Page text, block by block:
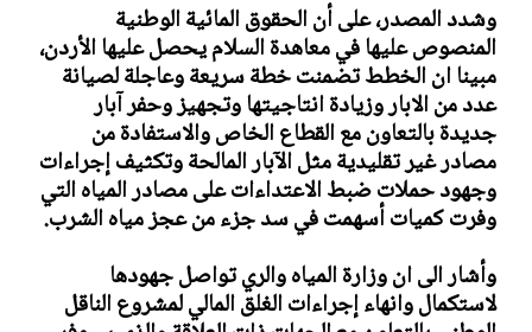
وشدد المصدر، على أن الحقوق المائية الوطنية
المنصوص عليها في معاهدة السلام يحصل عليها الأردن،
مبينا ان الخطط تضمنت خطة سريعة وعاجلة لصيانة
عدد من الابار وزيادة انتاجيتها وتجهيز وحفر آبار
جديدة بالتعاون مع القطاع الخاص والاستفادة من
مصادر غير تقليدية مثل الآبار المالحة وتكثيف إجراءات
وجهود حملات ضبط الاعتداءات على مصادر المياه التي
وفرت كميات أسهمت في سد جزء من عجز مياه الشرب.
وأشار الى ان وزارة المياه والري تواصل جهودها
لاستكمال وانهاء إجراءات الغلق المالي لمشروع الناقل